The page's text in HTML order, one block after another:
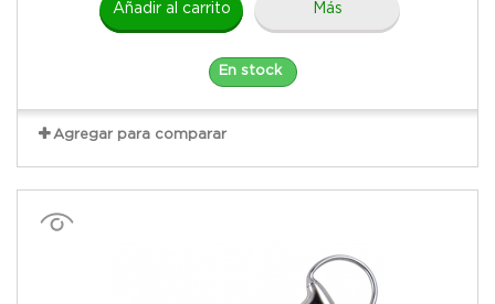
Añadir al carrito Más
En stock
Agregar para comparar